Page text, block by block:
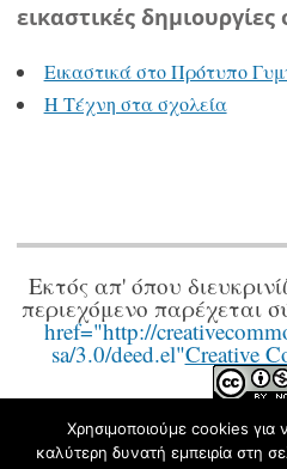
εικαστικές δημιουργίες
Εικαστικά στο Πρότυπο
Η Τέχνη στα σχολεία
Εκτός απ' όπου
περιεχόμενο παρέχεται
href="http://
sa/3.0/deed.el"Creative
Χρησιμοποιούμε cookies
καλύτερη δυνατή εμπειρία στη